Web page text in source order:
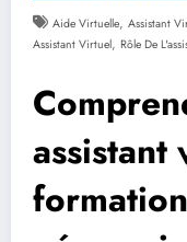
Aide Virtuelle, Assistant
Assistant Virtuel, Rôle De
assistant